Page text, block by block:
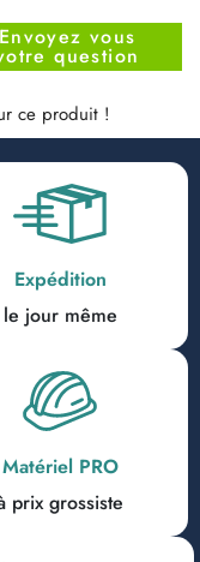
Envoyez vous
question
ce produit !
Expédition
le jour même
Matériel PRO
prix grossiste